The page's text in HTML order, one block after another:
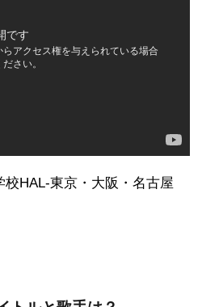
校HAL-東京・大阪・名古屋